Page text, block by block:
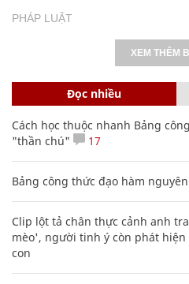
PHÁP LUẬT
XEM THÊM
Đọc nhiều
Cách học thuộc nhanh Bảng
"thần chú"
17
Bảng công thức đạo hàm
Clip lột tả chân thực cảnh anh
mèo', người tinh ý còn phát
con